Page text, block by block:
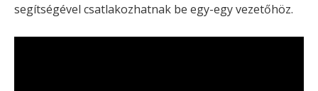
segítségével csatlakozhatnak be egy-egy vezetőhöz.